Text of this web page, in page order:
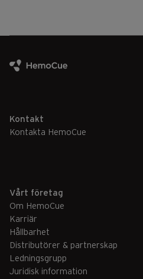
Kontakt
Kontakta HemoCue
Vårt företag
Om HemoCue
Karriär
Hållbarhet
Distributörer & partnerskap
Ledningsgrupp
Juridisk information